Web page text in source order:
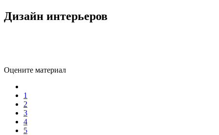
Дизайн интерьеров
Оцените материал
1
2
3
4
5